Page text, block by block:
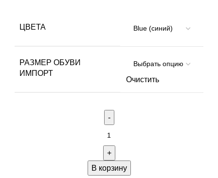
ЦВЕТА
РАЗМЕР ОБУВИ
ИМПОРТ
Очистить
В корзину